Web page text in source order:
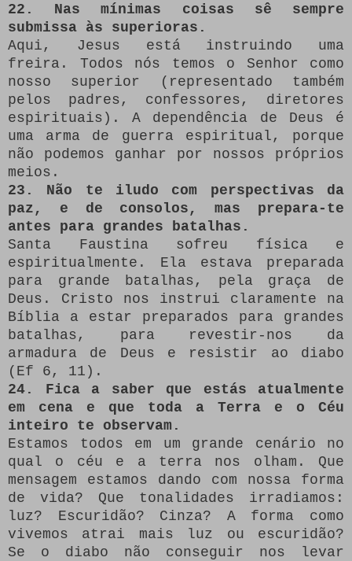
22. Nas mínimas coisas sê sempre
submissa às superioras.
Aqui, Jesus está instruindo uma
freira. Todos nós temos o Senhor como
nosso superior (representado também
pelos padres, confessores, diretores
espirituais). A dependência de Deus é
uma arma de guerra espiritual, porque
não podemos ganhar por nossos próprios
meios.
23. Não te iludo com perspectivas da
paz, e de consolos, mas prepara-te
antes para grandes batalhas.
Santa Faustina sofreu física e
espiritualmente. Ela estava preparada
para grande batalhas, pela graça de
Deus. Cristo nos instrui claramente na
Bíblia a estar preparados para grandes
batalhas, para revestir-nos da
armadura de Deus e resistir ao diabo
(Ef 6, 11).
24. Fica a saber que estás atualmente
em cena e que toda a Terra e o Céu
inteiro te observam.
Estamos todos em um grande cenário no
qual o céu e a terra nos olham. Que
mensagem estamos dando com nossa forma
de vida? Que tonalidades irradiamos:
luz? Escuridão? Cinza? A forma como
vivemos atrai mais luz ou escuridão?
Se o diabo não conseguir nos levar